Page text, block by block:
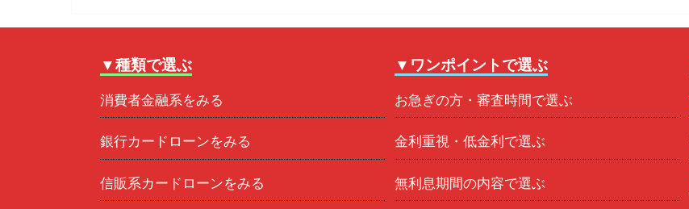
▼種類で選ぶ
消費者金融系をみる
銀行カードローンをみる
信販系カードローンをみる
▼ワンポイントで選ぶ
お急ぎの方・審査時間で選ぶ
金利重視・低金利で選ぶ
無利息期間の内容で選ぶ